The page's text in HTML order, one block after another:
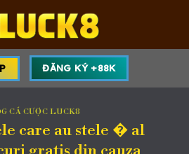
ĐĂNG KÝ +88K
CÁ CƯỢC LUCK8
care au stele � al